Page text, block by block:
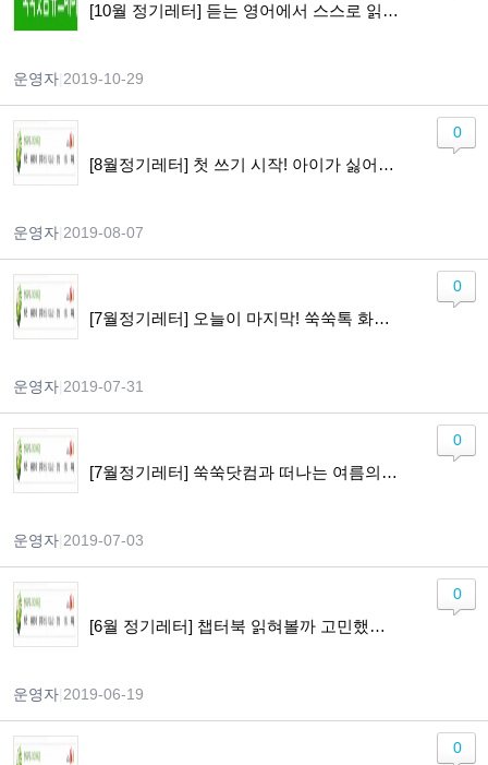
[10월 정기레터] 듣는 영어에서 스스로 읽는 영어로~ 넘어갈 수 있을까 의심하는 양육자를 위한 레터
운영자 2019-10-29
[8월정기레터] 첫 쓰기 시작! 아이가 싫어할 때, 몇 가지 Tip을 알려드려요~
운영자 2019-08-07
0
[7월정기레터] 오늘이 마지막! 쑥쑥톡 화상영어최대 25% 할인 + 무료 레벨테스트 / 쑥쑥 북클럽 소개
운영자 2019-07-31
0
[7월정기레터] 쑥쑥닷컴과 떠나는 여름의 북캉스! / 북캉스 전 읽을 탈 것 그림책/ 어드벤쳐 챕터북 잭파일 나를따르라 모집
운영자 2019-07-03
0
[6월 정기레터] 챕터북 읽혀볼까 고민했다면 쑥쑥닷컴 Nate the Great로 시작해보세요.
운영자 2019-06-19
0
0